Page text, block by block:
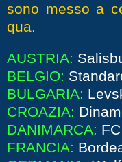
sono messo a
qua.
AUSTRIA:
BELGIO:
BULGARIA:
CROAZIA:
DANIMARCA:
FRANCIA: